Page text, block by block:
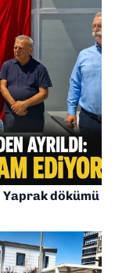
Yaprak dökümü